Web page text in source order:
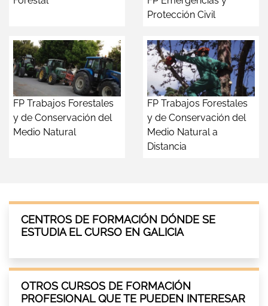
Protección Civil
FP Trabajos Forestales
y de Conservación del
Medio Natural
FP Trabajos Forestales
y de Conservación del
Medio Natural a
Distancia
CENTROS DE FORMACIÓN DÓNDE SE
ESTUDIA EL CURSO EN GALICIA
OTROS CURSOS DE FORMACIÓN
PROFESIONAL QUE TE PUEDEN INTERESAR